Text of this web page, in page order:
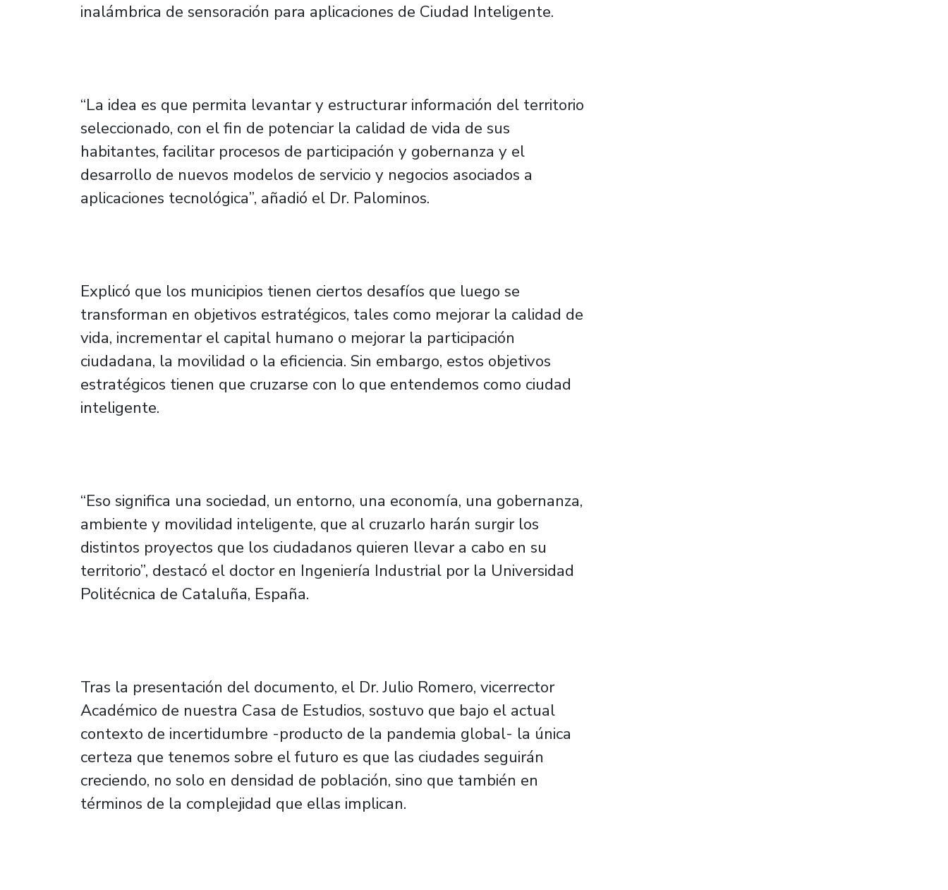
inalámbrica de sensoración para aplicaciones de Ciudad Inteligente.
“La idea es que permita levantar y estructurar información del territorio
seleccionado, con el fin de potenciar la calidad de vida de sus
habitantes, facilitar procesos de participación y gobernanza y el
desarrollo de nuevos modelos de servicio y negocios asociados a
aplicaciones tecnológica”, añadió el Dr. Palominos.
Explicó que los municipios tienen ciertos desafíos que luego se
transforman en objetivos estratégicos, tales como mejorar la calidad de
vida, incrementar el capital humano o mejorar la participación
ciudadana, la movilidad o la eficiencia. Sin embargo, estos objetivos
estratégicos tienen que cruzarse con lo que entendemos como ciudad
inteligente.
“Eso significa una sociedad, un entorno, una economía, una gobernanza,
ambiente y movilidad inteligente, que al cruzarlo harán surgir los
distintos proyectos que los ciudadanos quieren llevar a cabo en su
territorio”, destacó el doctor en Ingeniería Industrial por la Universidad
Politécnica de Cataluña, España.
Tras la presentación del documento, el Dr. Julio Romero, vicerrector
Académico de nuestra Casa de Estudios, sostuvo que bajo el actual
contexto de incertidumbre -producto de la pandemia global- la única
certeza que tenemos sobre el futuro es que las ciudades seguirán
creciendo, no solo en densidad de población, sino que también en
términos de la complejidad que ellas implican.